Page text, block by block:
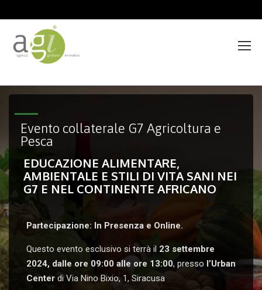
Evento collaterale G7 Agricoltura e
Pesca
EDUCAZIONE ALIMENTARE,
AMBIENTALE E STILI DI VITA SANI NEI
G7 E NEL CONTINENTE AFRICANO
Partecipazione: In Presenza e Online.
Questo evento esclusivo si terrà il 23 settembre
2024, dalle ore 09:00 alle ore 13:00, presso l’Urban
Center di Via Nino Bixio, 1, Siracusa